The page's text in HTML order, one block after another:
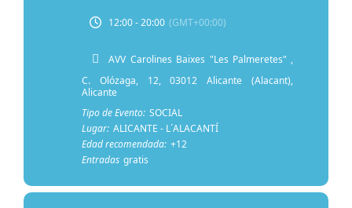
12:00 - 20:00 (GMT+00:00)
AVV Carolines Baixes "Les Palmeretes" ,
C. Olózaga, 12, 03012 Alicante (Alacant),
Alicante
Tipo de Evento: SOCIAL
Lugar: ALICANTE - L´ALACANTÍ
Edad recomendada: +12
Entradas gratis